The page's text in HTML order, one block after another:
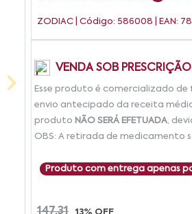
ZODIAC | Código: 586008 | EAN:
VENDA SOB
Esse produto é comercializado
envio antecipado da receita
produto NÃO SERÁ EFETUADA,
OBS: A retirada de medicamento
Produto com entrega apenas
147,31